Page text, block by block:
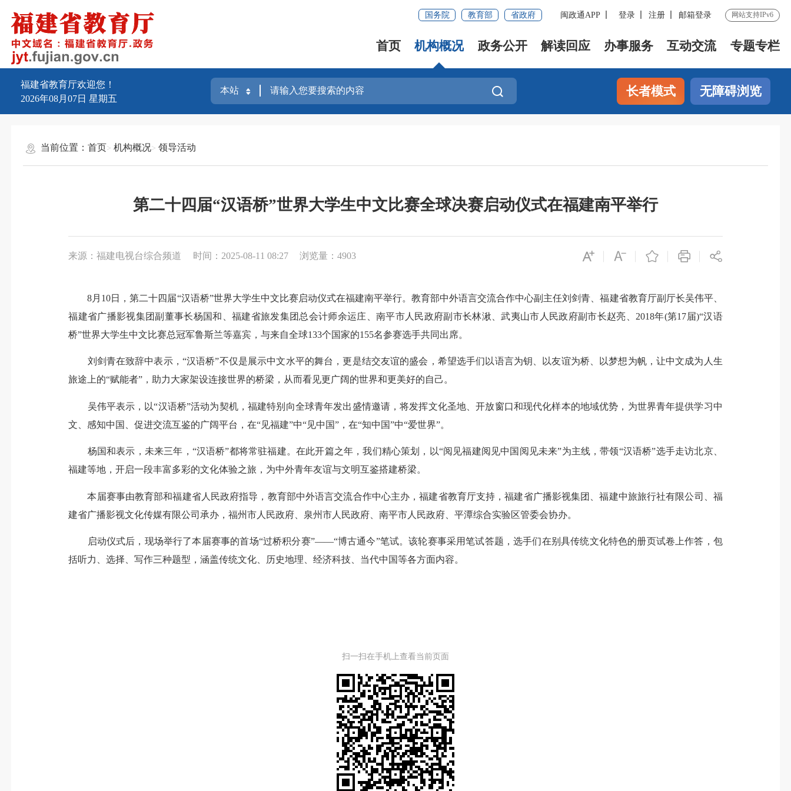
国务院 教育部 省政府 闽政通APP 登录 注册 邮箱登录 网站支持IPv6
首页 机构概况 政务公开 解读回应 办事服务 互动交流 专题专栏
福建省教育厅欢迎您！
2026年08月07日 星期五
长者模式 无障碍浏览
当前位置：首页 机构概况 领导活动
第二十四届“汉语桥”世界大学生中文比赛全球决赛启动仪式在福建南平举行
来源：福建电视台综合频道 时间：2025-08-11 08:27 浏览量：4903
8月10日，第二十四届“汉语桥”世界大学生中文比赛启动仪式在福建南平举行。教育部中外语言交流合作中心副主任刘剑青、福建省教育厅副厅长吴伟平、
福建省广播影视集团副董事长杨国和、福建省旅发集团总会计师余运庄、南平市人民政府副市长林湫、武夷山市人民政府副市长赵亮、2018年(第17届)“汉语
桥”世界大学生中文比赛总冠军鲁斯兰等嘉宾，与来自全球133个国家的155名参赛选手共同出席。
刘剑青在致辞中表示，“汉语桥”不仅是展示中文水平的舞台，更是结交友谊的盛会，希望选手们以语言为钥、以友谊为桥、以梦想为帆，让中文成为人生
旅途上的“赋能者”，助力大家架设连接世界的桥梁，从而看见更广阔的世界和更美好的自己。
吴伟平表示，以“汉语桥”活动为契机，福建特别向全球青年发出盛情邀请，将发挥文化圣地、开放窗口和现代化样本的地域优势，为世界青年提供学习中
文、感知中国、促进交流互鉴的广阔平台，在“见福建”中“见中国”，在“知中国”中“爱世界”。
杨国和表示，未来三年，“汉语桥”都将常驻福建。在此开篇之年，我们精心策划，以“阅见福建阅见中国阅见未来”为主线，带领“汉语桥”选手走访北京、
福建等地，开启一段丰富多彩的文化体验之旅，为中外青年友谊与文明互鉴搭建桥梁。
本届赛事由教育部和福建省人民政府指导，教育部中外语言交流合作中心主办，福建省教育厅支持，福建省广播影视集团、福建中旅旅行社有限公司、福
建省广播影视文化传媒有限公司承办，福州市人民政府、泉州市人民政府、南平市人民政府、平潭综合实验区管委会协办。
启动仪式后，现场举行了本届赛事的首场“过桥积分赛”——“博古通今”笔试。该轮赛事采用笔试答题，选手们在别具传统文化特色的册页试卷上作答，包
括听力、选择、写作三种题型，涵盖传统文化、历史地理、经济科技、当代中国等各方面内容。
扫一扫在手机上查看当前页面